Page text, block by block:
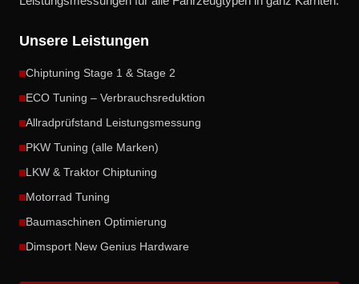
Unsere Leistungen
Chiptuning Stage 1 & Stage 2
ECO Tuning – Verbrauchsreduktion
Allradprüfstand Leistungsmessung
PKW Tuning (alle Marken)
LKW & Traktor Chiptuning
Motorrad Tuning
Baumaschinen Optimierung
Dimsport New Genius Hardware